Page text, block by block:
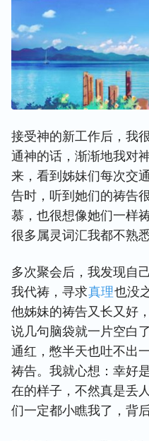
接受神的新工作后，我
通神的话，渐渐地我对
来，看到姊妹们每次交
告时，听到她们的祷告
慕，也很想像她们一样
很多属灵词汇我都不熟
多次聚会后，我发现自
我代祷，寻求真理也没
他姊妹的祷告又长又好
说几句脑袋就一片空白
通红，憋半天也吐不出
祷告。我就心想：幸好
在的样子，不然真是丢
们一定都小瞧我了，背